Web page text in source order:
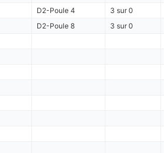
D2-Poule 4 3 sur 0
D2-Poule 8 3 sur 0